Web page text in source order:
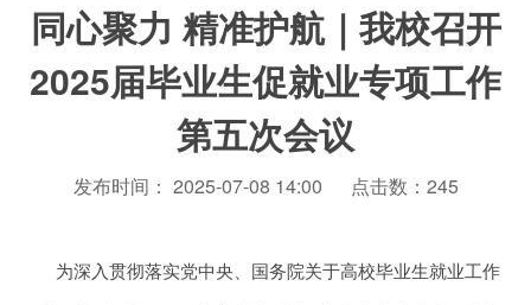
同心聚力 精准护航｜我校召开
2025届毕业生促就业专项工作
第五次会议
发布时间： 2025-07-08 14:00 点击数： 245
为深入贯彻落实党中央、国务院关于高校毕业生就业工作